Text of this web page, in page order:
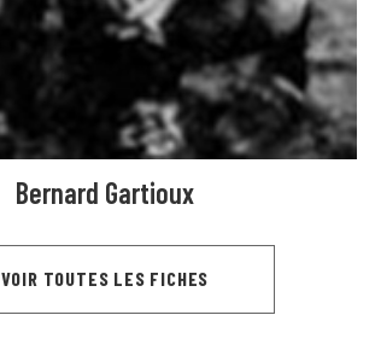
Bernard Gartioux
VOIR TOUTES LES FICHES